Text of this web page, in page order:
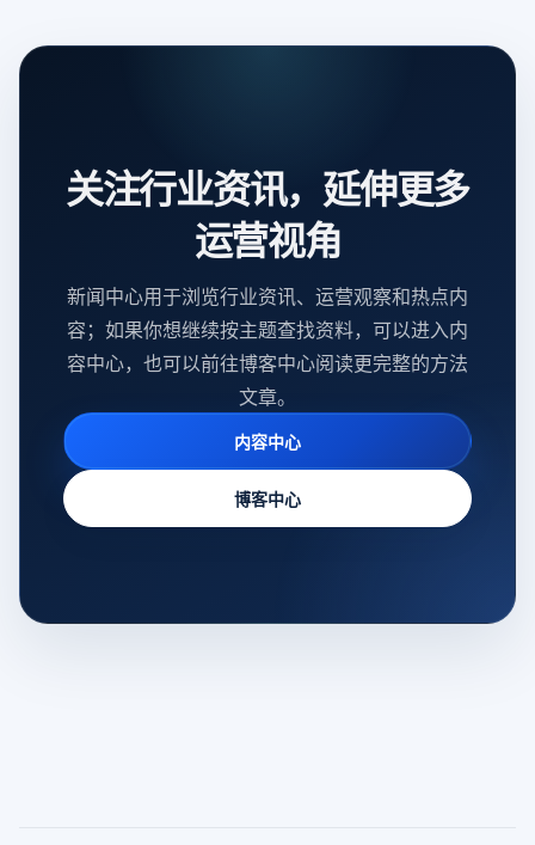
关注行业资讯，延伸更多
运营视角
新闻中心用于浏览行业资讯、运营观察和热点内
容；如果你想继续按主题查找资料，可以进入内
容中心，也可以前往博客中心阅读更完整的方法
文章。
内容中心
博客中心